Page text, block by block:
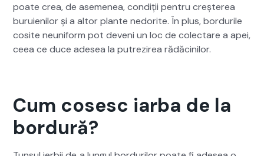
poate crea, de aseme­nea, condiții pen­tru creșterea
buruie­nilor și a altor plante nedorite. În plus, bor­durile
cosite neu­ni­form pot deveni un loc de colectare a apei,
ceea ce duce ade­sea la putrezirea rădăcinilor.
Cum cosesc iarba de la
bordură?